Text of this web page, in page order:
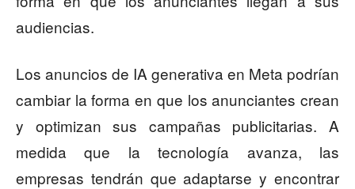
audiencias.
Los anuncios de IA generativa en Meta podrían
cambiar la forma en que los anunciantes crean
y optimizan sus campañas publicitarias. A
medida que la tecnología avanza, las
empresas tendrán que adaptarse y encontrar